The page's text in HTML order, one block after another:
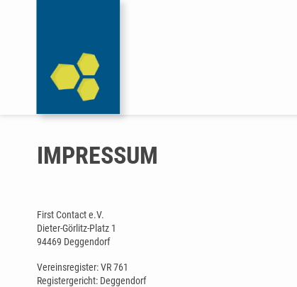
IMPRESSUM
First Contact e.V.
Dieter-Görlitz-Platz 1
94469 Deggendorf
Vereinsregister: VR 761
Registergericht: Deggendorf